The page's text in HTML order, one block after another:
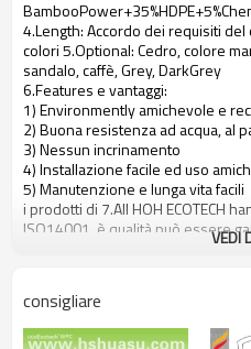
4.Length: Accordo dei requisiti del
colori 5.Optional: Cedro, colore
sandalo, caffè, Grey, DarkGrey
6.Features e vantaggi:
1) Environmently amichevole e
2) Buona resistenza ad acqua, al
3) Nessun incrinamento
4) Installazione facile ed uso
5) Manutenzione e lunga vita facili
i prodotti di 7.All HOH ECOTECH
ISO14001, è qualità può essere
VEDI
consigliare